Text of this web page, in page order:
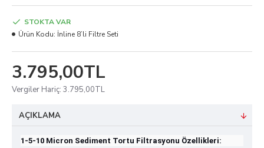
3.795,00TL
Vergiler Hariç: 3.795,00TL
STOKTA VAR
Ürün Kodu: İnline 8’li Filtre Seti
AÇIKLAMA
1-5-10 Micron Sediment Tortu Filtrasyonu Özellikleri: